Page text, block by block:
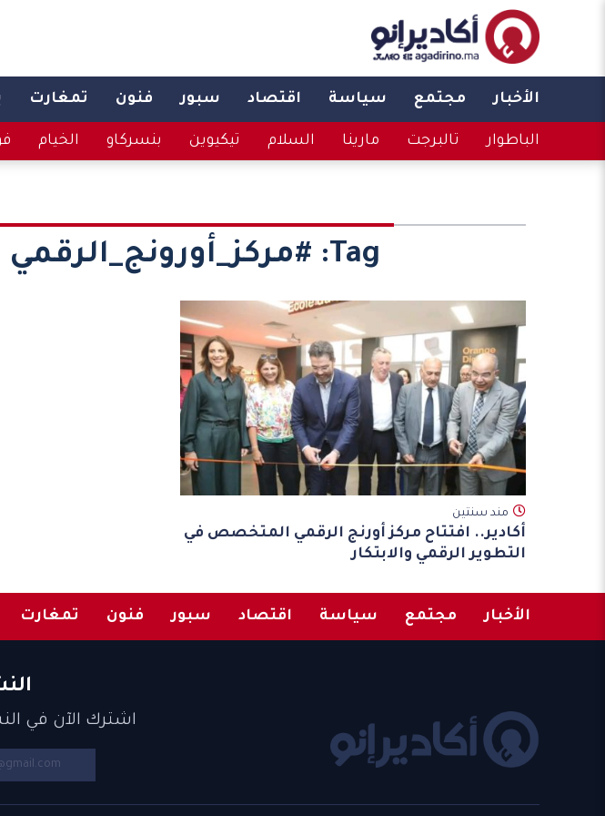
الأخبار مجتمع سياسة اقتصاد سبور فنون تمغارت
الباطوار تالبرجت مارينا السلام تيكيوين بنسركاو الخيام
Tag:
مند سنتين
أكادير.. افتتاح مركز أورنج الرقمي المتخصص في
التطوير الرقمي والابتكار
الأخبار مجتمع سياسة اقتصاد سبور فنون تمغارت
اشترك الآن في